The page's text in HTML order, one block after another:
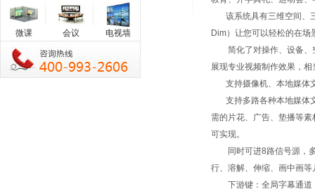
微课 会议 电视墙
该系统具有三维空间、三
Dim）让您可以轻松的在场
简化了对操作、设备、空
展现专业视频制作效果，
支持摄像机、本地媒体
支持多路各种本地媒体文
需的片花、广告、垫播等
可实现。
同时可进8路信号源，多
行、溶解、伸缩、画中画
下游键：全局字幕通道，